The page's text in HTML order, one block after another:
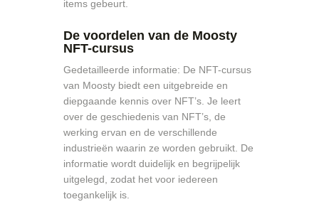
items gebeurt.
De voordelen van de Moosty
NFT-cursus
Gedetailleerde informatie: De NFT-cursus
van Moosty biedt een uitgebreide en
diepgaande kennis over NFT’s. Je leert
over de geschiedenis van NFT’s, de
werking ervan en de verschillende
industrieën waarin ze worden gebruikt. De
informatie wordt duidelijk en begrijpelijk
uitgelegd, zodat het voor iedereen
toegankelijk is.